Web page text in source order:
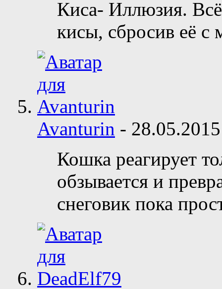
Киса- Иллюзия.
кисы, сбросив её с
Avanturin -
Кошка реагирует
обзывается и
снеговик пока